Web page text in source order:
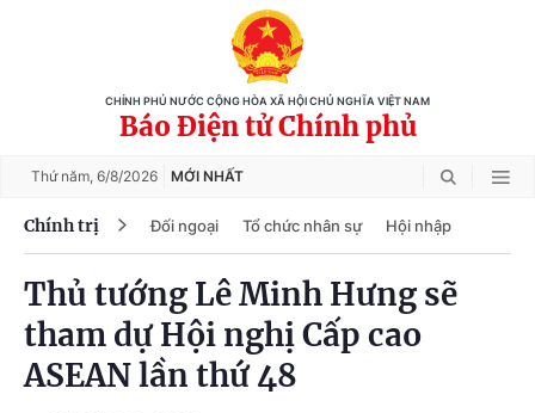
CHÍNH PHỦ NƯỚC CỘNG HÒA XÃ HỘI CHỦ NGHĨA VIỆT NAM
Báo Điện tử Chính phủ
Thứ năm, 6/8/2026 MỚI NHẤT
Chính trị Đối ngoại Tổ chức nhân sự Hội nhập
Thủ tướng Lê Minh Hưng sẽ
tham dự Hội nghị Cấp cao
ASEAN lần thứ 48